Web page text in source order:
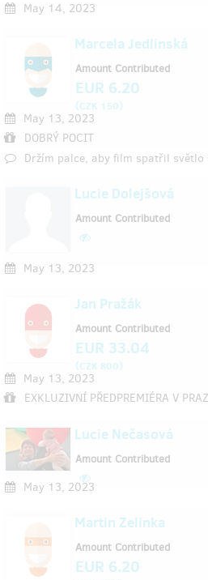
May 14, 2023
Marcela Jedlinská
May 13, 2023
DOBRÝ POCIT
Držím palce, aby film spatřil světlo
Amount Contributed
EUR 6.20
(CZK 150)
Lucie Dolejšová
May 13, 2023
Amount Contributed
Jan Pražák
May 13, 2023
EXKLUZIVNÍ PŘEDPREMIÉRA V
Amount Contributed
EUR 33.04
(CZK 800)
Lucie Nečasová
May 13, 2023
Amount Contributed
Martin Zelinka
Amount Contributed
EUR 6.20